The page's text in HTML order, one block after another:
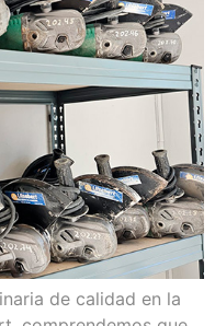
de calidad en la